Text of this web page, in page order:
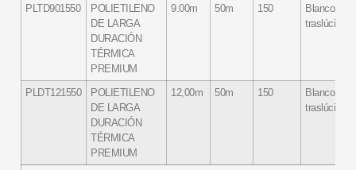
PLTD901550
POLIETILENO
DE LARGA
DURACIÓN
TÉRMICA
PREMIUM
9.00m 50m 150
Blanco
traslúcido
PLDT121550
POLIETILENO
DE LARGA
DURACIÓN
TÉRMICA
PREMIUM
12,00m 50m 150
Blanco
traslúcido